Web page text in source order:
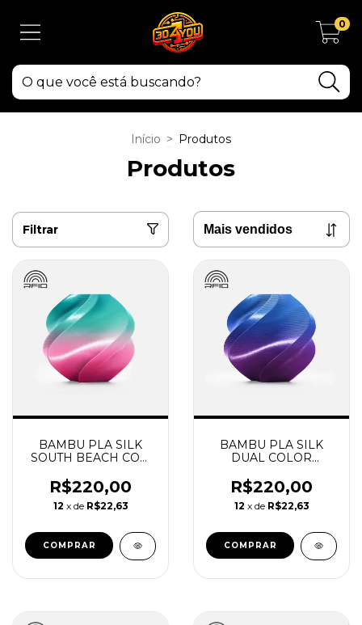
0
Início > Produtos
Produtos
Filtrar
BAMBU PLA SILK
SOUTH BEACH COM
REUTILIZAVEL
BAMBU
R$220,00
12 x de R$22,63
BAMBU PLA SILK
DUAL COLOR
CARRETEL
REUTILIZAVEL
BAMBU
R$220,00
12 x de R$22,63